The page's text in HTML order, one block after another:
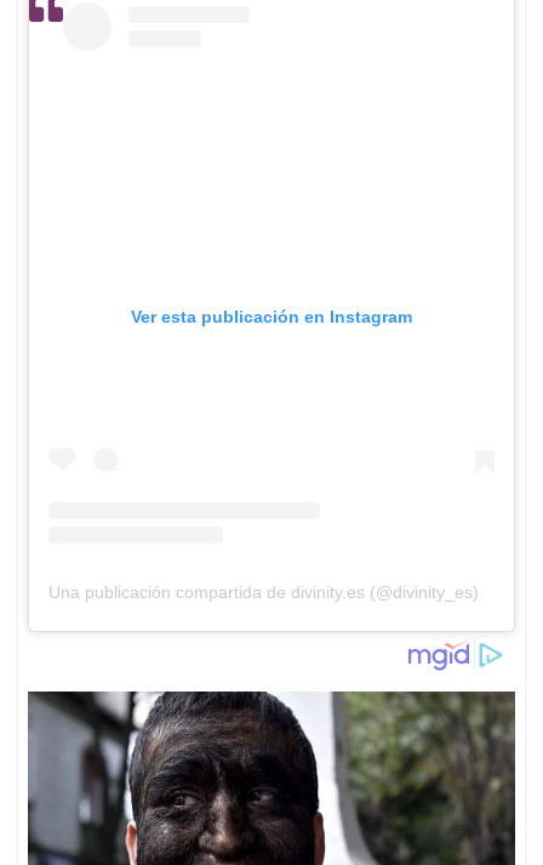
Ver esta publicación en Instagram
Una publicación compartida de divinity.es (@divinity_es)